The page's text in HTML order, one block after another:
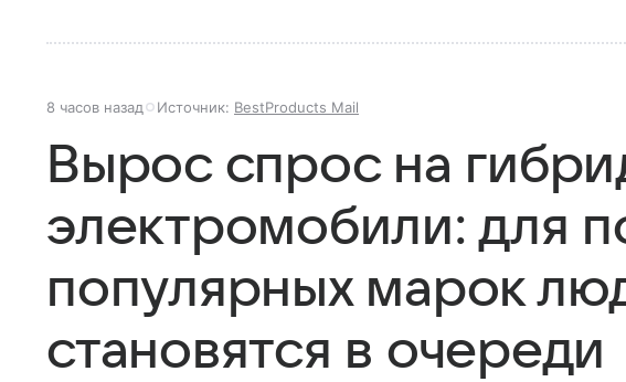
8 часов назад Источник: BestProducts Mail
Вырос спрос на
электромобили: для
популярных марок
становятся в очереди